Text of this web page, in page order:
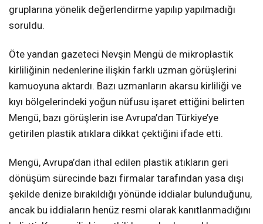
gruplarına yönelik değerlendirme yapılıp yapılmadığı
soruldu.
Öte yandan gazeteci Nevşin Mengü de mikroplastik
kirliliğinin nedenlerine ilişkin farklı uzman görüşlerini
kamuoyuna aktardı. Bazı uzmanların akarsu kirliliği ve
kıyı bölgelerindeki yoğun nüfusu işaret ettiğini belirten
Mengü, bazı görüşlerin ise Avrupa’dan Türkiye’ye
getirilen plastik atıklara dikkat çektiğini ifade etti.
Mengü, Avrupa’dan ithal edilen plastik atıkların geri
dönüşüm sürecinde bazı firmalar tarafından yasa dışı
şekilde denize bırakıldığı yönünde iddialar bulunduğunu,
ancak bu iddiaların henüz resmi olarak kanıtlanmadığını